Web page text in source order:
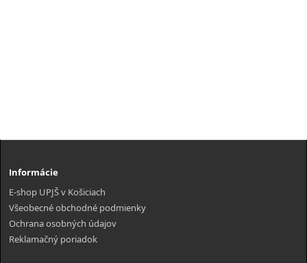
Informácie
E-shop UPJŠ v Košiciach
Všeobecné obchodné podmienky
Ochrana osobných údajov
Reklamačný poriadok